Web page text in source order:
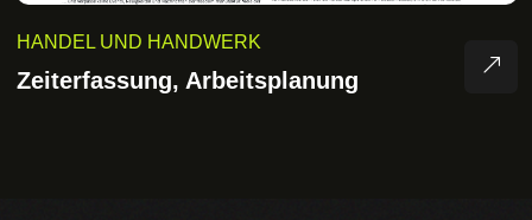
HANDEL UND HANDWERK
Zeiterfassung, Arbeitsplanung